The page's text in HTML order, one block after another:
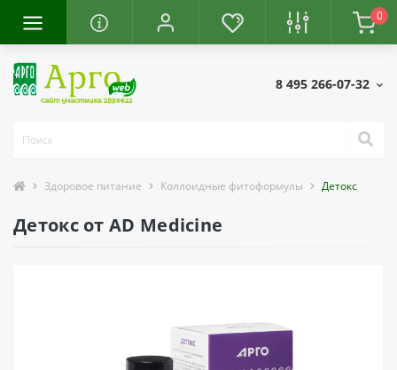
0
8 495 266-07-32
Здоровое питание Коллоидные фитоформулы Детокс
Детокс от AD Medicine